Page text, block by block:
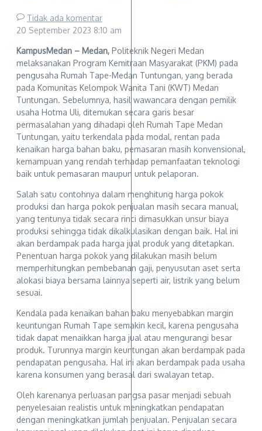
Tidak ada komentar
20 September 2023 8:10 am
KampusMedan – Medan, Politeknik Negeri Medan
melaksanakan Program Kemitraan Masyarakat (PKM) pada
pengusaha Rumah Tape-Medan Tuntungan, yang berada
pada Komunitas Kelompok Wanita Tani (KWT) Medan
Tuntungan. Sebelumnya, hasil wawancara dengan pemilik
usaha Hotma Uli, ditemukan secara garis besar
permasalahan yang dihadapi oleh Rumah Tape Medan
Tuntungan, yaitu terkendala pada modal, rentan pada
kenaikan harga bahan baku, pemasaran masih konvensional,
kemampuan yang rendah terhadap pemanfaatan teknologi
baik untuk pemasaran maupun untuk pelaporan.
Salah satu contohnya dalam menghitung harga pokok
produksi dan harga pokok penjualan masih secara manual,
yang tentunya tidak secara rinci dimasukkan unsur biaya
produksi sehingga tidak dikalkulasikan dengan baik. Hal ini
akan berdampak pada harga jual produk yang ditetapkan.
Penentuan harga pokok yang dilakukan masih belum
memperhitungkan pembebanan gaji, penyusutan aset serta
alokasi biaya bersama lainnya seperti air, listrik yang belum
sesuai.
Kendala pada kenaikan bahan baku menyebabkan margin
keuntungan Rumah Tape semakin kecil, karena pengusaha
tidak dapat menaikkan harga jual atau mengurangi besar
produk. Turunnya margin keuntungan akan berdampak pada
pendapatan pengusaha. Hal ini akan berdampak pada usaha
karena konsumen yang berasal dari swalayan tetap.
Oleh karenanya perluasan pangsa pasar menjadi sebuah
penyelesaian realistis untuk meningkatkan pendapatan
dengan meningkatkan jumlah penjualan. Penjualan secara